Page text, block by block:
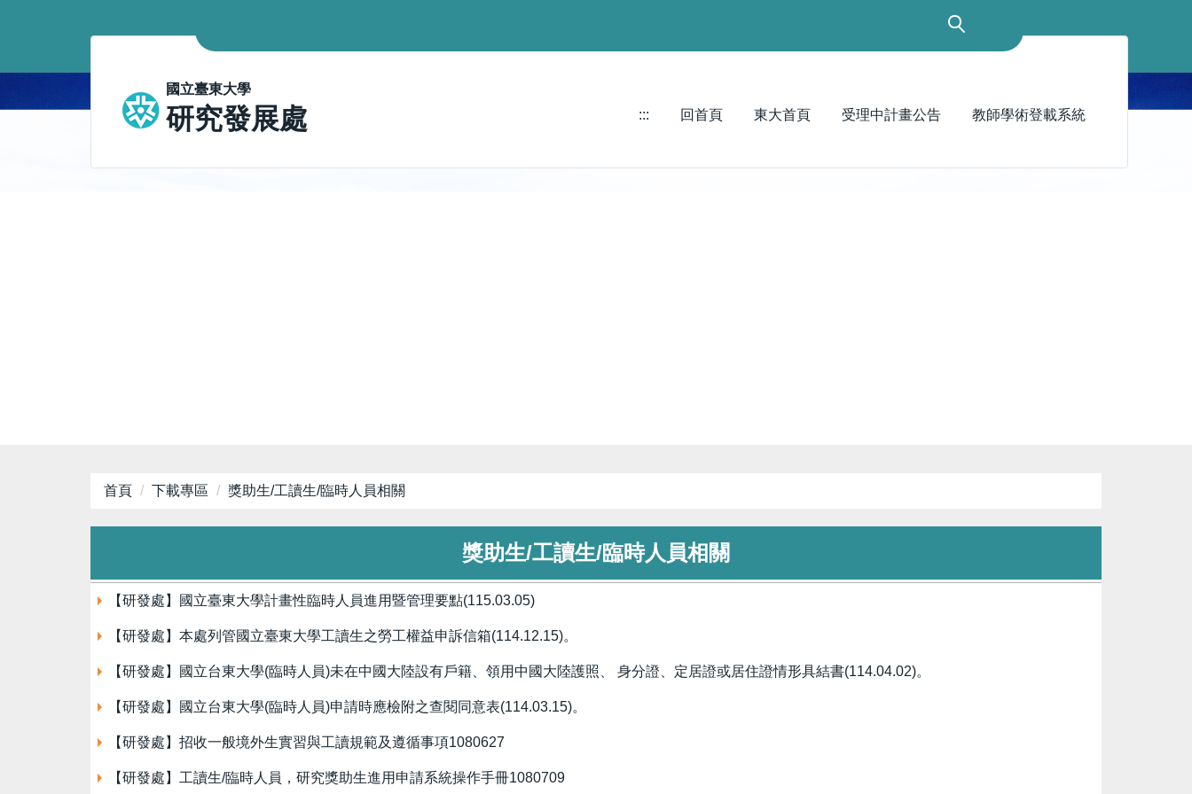
要
國立臺東大學
研究發展處 ::: 回首頁 東大首頁 受理中計畫公告 教師學術登載系統
首頁 下載專區 獎助生/工讀生/臨時人員相關
獎助生/工讀生/臨時人員相關
【研發處】國立臺東大學計畫性臨時人員進用暨管理要點(115.03.05)
【研發處】本處列管國立臺東大學工讀生之勞工權益申訴信箱(114.12.15)。
【研發處】國立台東大學(臨時人員)未在中國大陸設有戶籍、領用中國大陸護照、 身分證、定居證或居住證情形具結書(114.04.02)。
【研發處】國立台東大學(臨時人員)申請時應檢附之查閱同意表(114.03.15)。
【研發處】招收一般境外生實習與工讀規範及遵循事項1080627
【研發處】工讀生/臨時人員，研究獎助生進用申請系統操作手冊1080709